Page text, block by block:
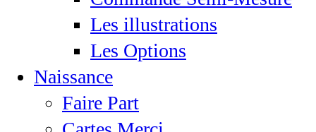
Les illustrations
Les Options
Naissance
Faire Part